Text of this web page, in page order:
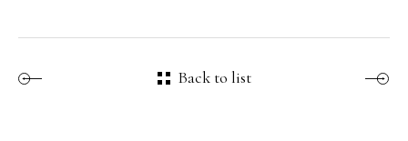
Back to list